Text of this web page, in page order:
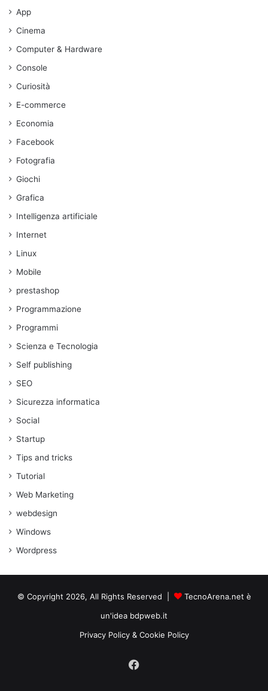
App
Cinema
Computer & Hardware
Console
Curiosità
E-commerce
Economia
Facebook
Fotografia
Giochi
Grafica
Intelligenza artificiale
Internet
Linux
Mobile
prestashop
Programmazione
Programmi
Scienza e Tecnologia
Self publishing
SEO
Sicurezza informatica
Social
Startup
Tips and tricks
Tutorial
Web Marketing
webdesign
Windows
Wordpress
© Copyright 2026, All Rights Reserved |
TecnoArena.net è
un'idea bdpweb.it
Privacy Policy & Cookie Policy